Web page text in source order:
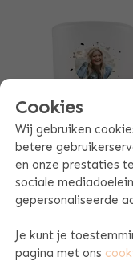
6,00
Cookies
Wij gebruiken
betere
en onze prestaties
sociale
gepersonaliseerde
Je kunt je
pagina met ons